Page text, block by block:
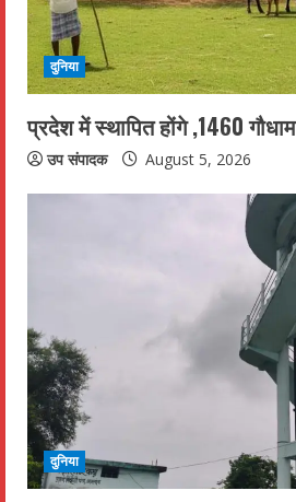
d
i
n
g
दुनिया
प्रदेश में स्थापित होंगे ,1460 गौधाम
उप संपादक August 5, 2026
दुनिया